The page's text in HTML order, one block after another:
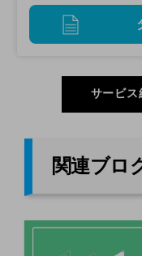
サービス
関連ブロ